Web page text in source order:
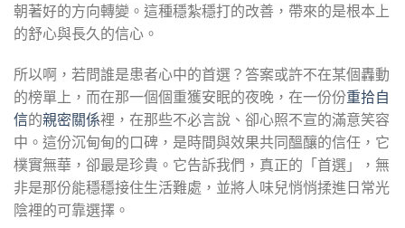
朝著好的方向轉變。這種穩紮穩打的改善，帶來的是根本上
的舒心與長久的信心。
所以啊，若問誰是患者心中的首選？答案或許不在某個轟動
的榜單上，而在那一個個重獲安眠的夜晚，在一份份重拾自
信的親密關係裡，在那些不必言說、卻心照不宣的滿意笑容
中。這份沉甸甸的口碑，是時間與效果共同醞釀的信任，它
樸實無華，卻最是珍貴。它告訴我們，真正的「首選」，無
非是那份能穩穩接住生活難處，並將人味兒悄悄揉進日常光
陰裡的可靠選擇。